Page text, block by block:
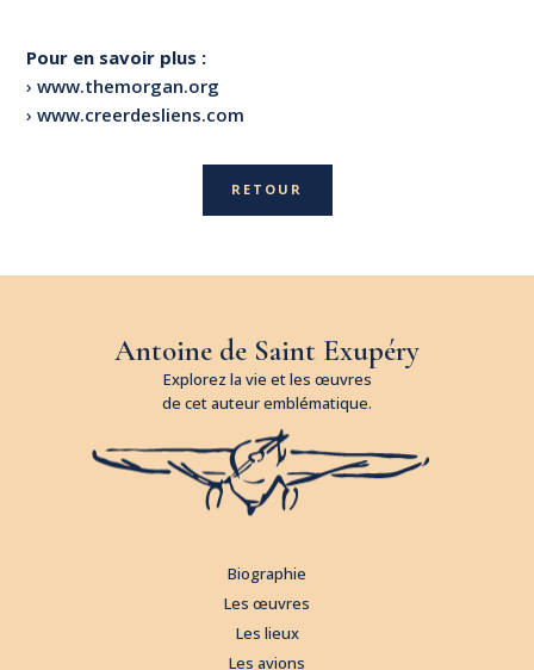
Pour en savoir plus :
›www.themorgan.org
›www.creerdesliens.com
RETOUR
Antoine de Saint Exupéry
Explorez la vie et les œuvres
de cet auteur emblématique.
Biographie
Les œuvres
Les lieux
Les avions